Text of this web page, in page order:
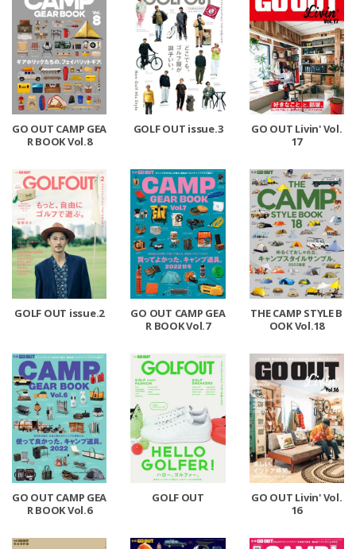
GO OUT CAMP GEA
R BOOK Vol.8
GOLF OUT issue.3
GO OUT Livin' Vol.
17
GOLF OUT issue.2
GO OUT CAMP GEA
R BOOK Vol.7
THE CAMP STYLE B
OOK Vol.18
GO OUT CAMP GEA
R BOOK Vol.6
GOLF OUT
GO OUT Livin' Vol.
16